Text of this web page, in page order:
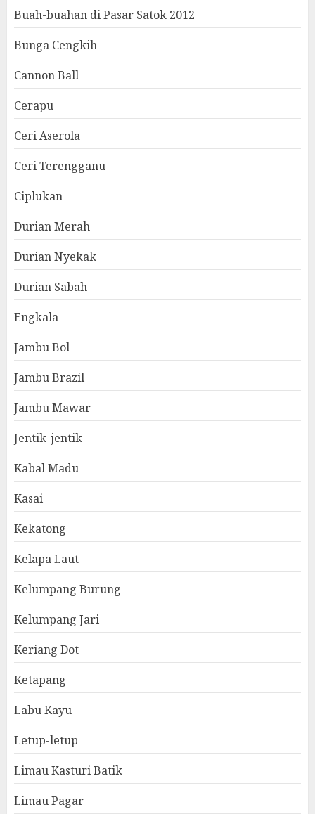
Buah-buahan di Pasar Satok 2012
Bunga Cengkih
Cannon Ball
Cerapu
Ceri Aserola
Ceri Terengganu
Ciplukan
Durian Merah
Durian Nyekak
Durian Sabah
Engkala
Jambu Bol
Jambu Brazil
Jambu Mawar
Jentik-jentik
Kabal Madu
Kasai
Kekatong
Kelapa Laut
Kelumpang Burung
Kelumpang Jari
Keriang Dot
Ketapang
Labu Kayu
Letup-letup
Limau Kasturi Batik
Limau Pagar